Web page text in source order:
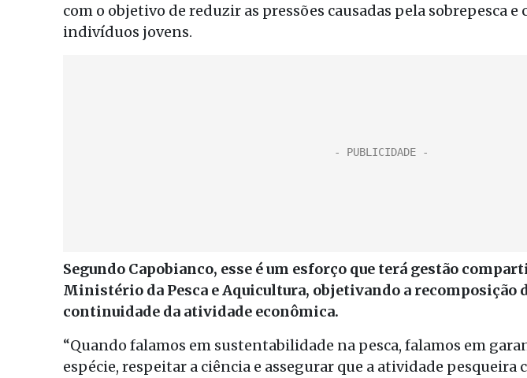
com o objetivo de reduzir as pressões causadas pela sobrepesca
indivíduos jovens.
Segundo Capobianco, esse é um esforço que terá gestão
Ministério da Pesca e Aquicultura, objetivando a recomposição
continuidade da atividade econômica.
“Quando falamos em sustentabilidade na pesca, falamos em
espécie, respeitar a ciência e assegurar que a atividade